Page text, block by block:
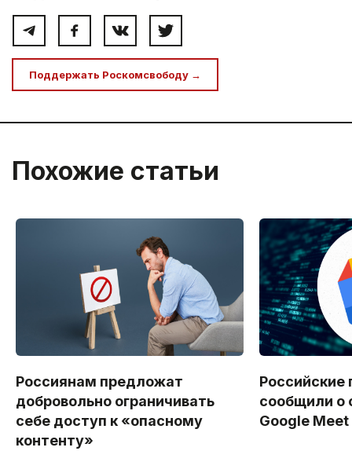
Поддержать Роскомсвободу →
Похожие статьи
Россиянам предложат
добровольно ограничивать
себе доступ к «опасному
контенту»
Российские
сообщили о
Google Meet